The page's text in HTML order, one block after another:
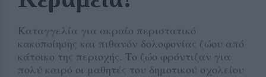
Καταγγελία για ακραίο περιστατικό
κακοποίησης και πιθανόν δολοφονίας ζώου από
κάτοικο της περιοχής. Το ζώο φρόντιζαν για
πολύ καιρό οι μαθητές του δημοτικού σχολείου